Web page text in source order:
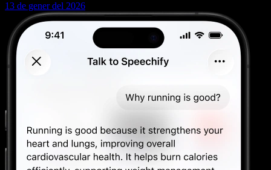
13 de gener del 2026